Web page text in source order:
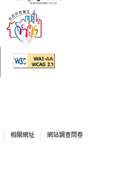
相關網址 網站調查問卷